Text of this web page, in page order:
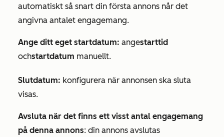
automatiskt så snart din första annons når det
angivna antalet engagemang.
Ange ditt eget startdatum: angestarttid
ochstartdatum manuellt.
Slutdatum: konfigurera när annonsen ska sluta
visas.
Avsluta när det finns ett visst antal engagemang
på denna annons: din annons avslutas